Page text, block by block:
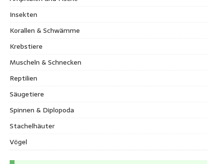
Insekten
Korallen & Schwämme
Krebstiere
Muscheln & Schnecken
Reptilien
Säugetiere
Spinnen & Diplopoda
Stachelhäuter
Vögel